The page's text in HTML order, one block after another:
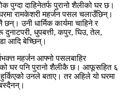
पुग्दा दाहिनेतर्फ पुरानो शैलीको घर छ।
रामकेशरी महर्जन पसल चलाउँछिन्।
उनी धार्मिक कार्यमा चाहिने र
दुनाटपरी, धुपबत्ती, कपुर, घिउ, तेल,
आदि बेच्छिन्।
महर्जन आफ्नो पसलबाहिर
घर पनि पुरानो शैलीकै छ। आफूसहित ६
उनले बताए। तर अहिले यो घरमा